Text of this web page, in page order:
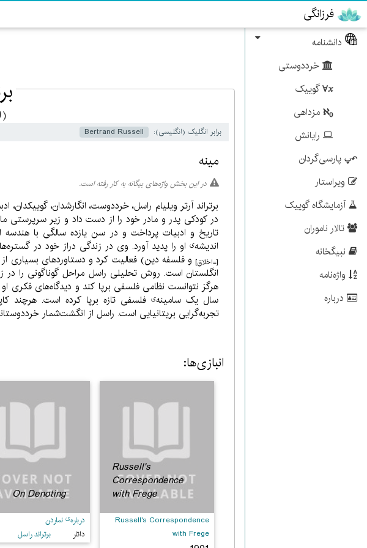
فرزانگی
دانشنامه
خرددوستی
گوییک
مزداهی
رایانش
پارسی‌گردان
ویراستار
آزمایشگاه گوییک
تالار ناموران
نبیگخانه
واژه‌نامه
درباره
برابر انگلیک (انگلیسی): Bertrand Russell
مینه
در این بخش واژه‌های بیگانه به کار رفته است.
در کودکی پدر و مادر خود را از دست داد و زیر
تاریخ و ادبیات پرداخت و در سن یازده سالگی با
اندیشهیاو را پدید آورد. وی در زندگی دراز خود در
[=اخلاق]و فلسفه دین) فعالیت کرد و دستاوردهای بسیاری
انگلستان است. روش تحلیلی راسل مراحل گوناگونی را
هرگز نتوانست نظامی فلسفی برپا کند و دیدگاه‌های فکری
سال یک سامینهیفلسفی تازه برپا کرده است. هرچند
تجربه‌گرایی بریتانیایی است. راسل از انگشت‌شمار
انبازی‌ها:
Russell's
Correspondence
with Frege
Russell's Correspondence
with Frege
On Denoting
دربارهینماردن
داتار
برتراند راسل